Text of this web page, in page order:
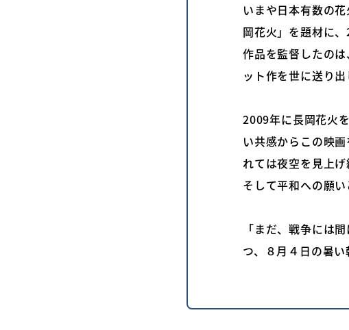
いまや日本有数の
岡花火」を題材に
作品を監督したの
ット作を世に送り出
2009年に長岡花火
い共感からこの映
れては夜空を見上
そして平和への願
「まだ、戦争には
つ、８月４日の暑